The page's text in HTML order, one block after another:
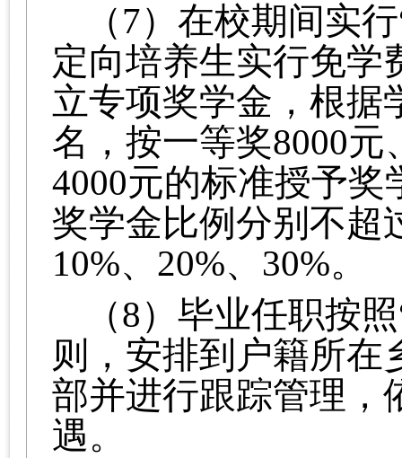
（7）在校期间实
定向培养生实行免学
立专项奖学金，根据
名，按一等奖8000元
4000元的标准授予
奖学金比例分别不超
10%、20%、30%。
（8）毕业任职按
则，安排到户籍所在
部并进行跟踪管理，
遇。